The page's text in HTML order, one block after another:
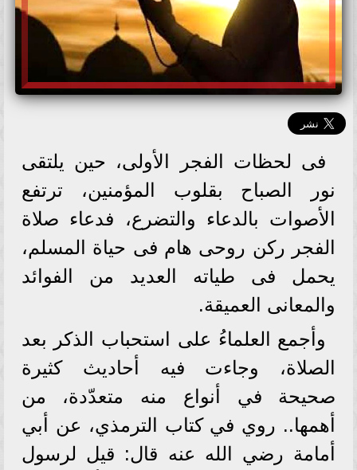
فى لحظات الفجر الأولى، حين يلتقى
نور الصباح بقلوب المؤمنين، ترتفع
الأصوات بالدعاء والتضرع، فدعاء صلاة
الفجر ركن روحى هام فى حياة المسلم،
يحمل فى طياته العديد من الفوائد
والمعانى العميقة.
وأجمع العلماءُ على استحباب الذكر بعد
الصلاة، وجاءت فيه أحاديث كثيرة
صحيحة في أنواع منه متعدّدة، من
أهمها.. روي في كتاب الترمذي، عن أبي
أمامة رضي الله عنه قال: قيل لرسول